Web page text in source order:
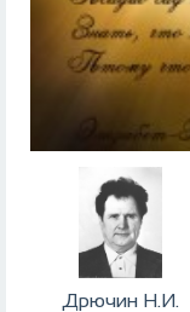
Дрючин Н.И.